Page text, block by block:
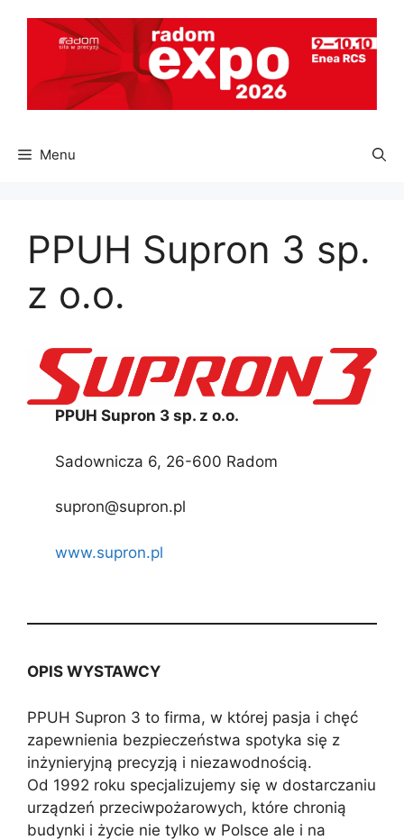
Menu
PPUH Supron 3 sp.
z o.o.
PPUH Supron 3 sp. z o.o.
Sadownicza 6, 26-600 Radom
supron@supron.pl
www.supron.pl
OPIS WYSTAWCY
PPUH Supron 3 to firma, w której pasja i chęć
zapewnienia bezpieczeństwa spotyka się z
inżynieryjną precyzją i niezawodnością.
Od 1992 roku specjalizujemy się w dostarczaniu
urządzeń przeciwpożarowych, które chronią
budynki i życie nie tylko w Polsce ale i na